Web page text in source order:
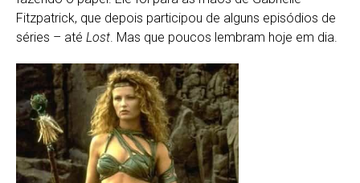
Fitzpatrick, que depois participou de alguns episódios de
séries – até Lost. Mas que poucos lembram hoje em dia.